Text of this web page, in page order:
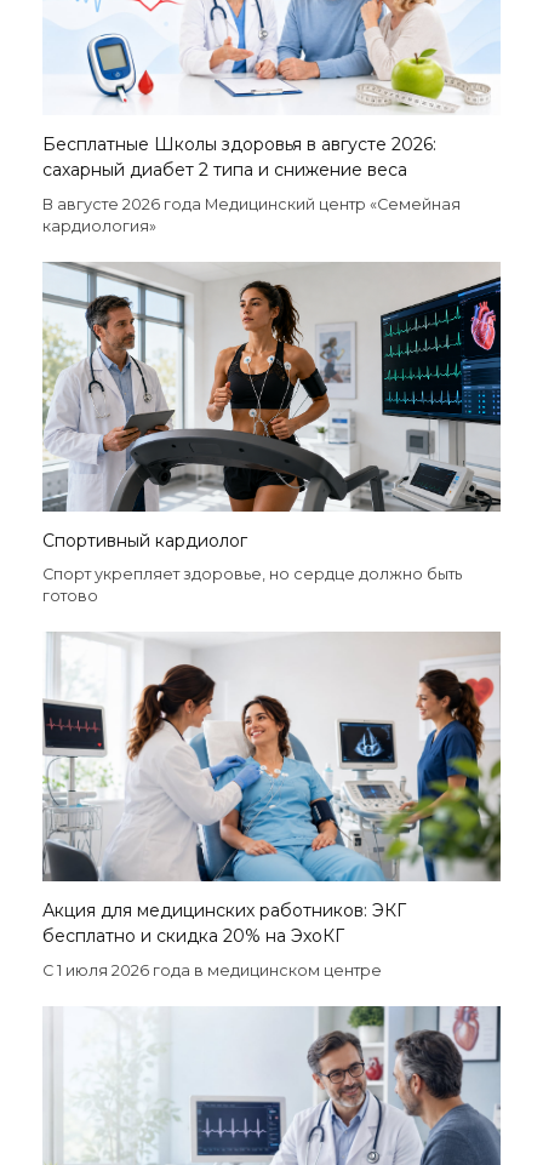
Бесплатные Школы здоровья в августе 2026:
сахарный диабет 2 типа и снижение веса
В августе 2026 года Медицинский центр «Семейная
кардиология»
Спортивный кардиолог
Спорт укрепляет здоровье, но сердце должно быть
готово
Акция для медицинских работников: ЭКГ
бесплатно и скидка 20% на ЭхоКГ
С 1 июля 2026 года в медицинском центре